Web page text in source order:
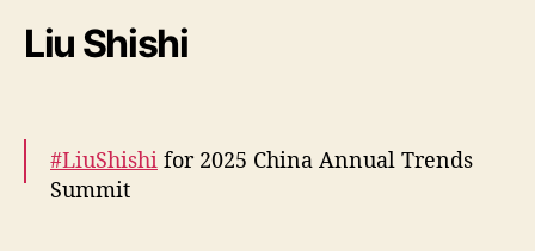
pic.twitter.com/GZPXmAKR3l
Liu Shishi
#LiuShishi for 2025 China Annual Trends
Summit